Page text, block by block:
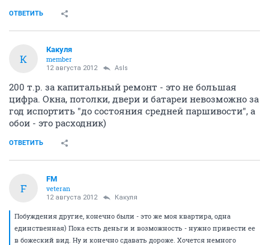
ОТВЕТИТЬ
К
Какуля
member
12 августа 2012 AsIs
200 т.р. за капитальный ремонт - это не большая
цифра. Окна, потолки, двери и батареи невозможно за
год испортить "до состояния средней паршивости", а
обои - это расходник)
ОТВЕТИТЬ
F
FM
veteran
12 августа 2012 Какуля
Побуждения другие, конечно были - это же моя квартира, одна
единственная) Пока есть деньги и возможность - нужно привести ее
в божеский вид. Ну и конечно сдавать дороже. Хочется немного